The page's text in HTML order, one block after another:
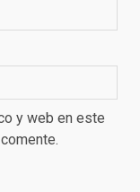
y web en este